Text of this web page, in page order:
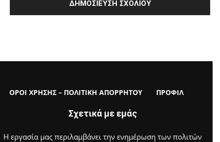
ΟΡΟΙ ΧΡΗΣΗΣ – ΠΟΛΙΤΙΚΗ ΑΠΟΡΡΗΤΟΥ ΠΡΟΦΙΛ
Σχετικά με εμάς
Η εργασία μας περιλαμβάνει την ενημέρωση των πολιτών